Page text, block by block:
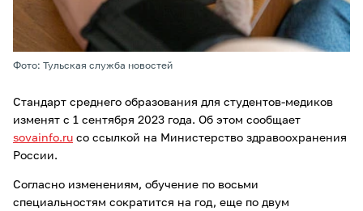
Фото: Тульская служба новостей
Стандарт среднего образования для студентов-медиков
изменят с 1 сентября 2023 года. Об этом сообщает
sovainfo.ru со ссылкой на Министерство здравоохранения
России.
Согласно изменениям, обучение по восьми
специальностям сократится на год, еще по двум